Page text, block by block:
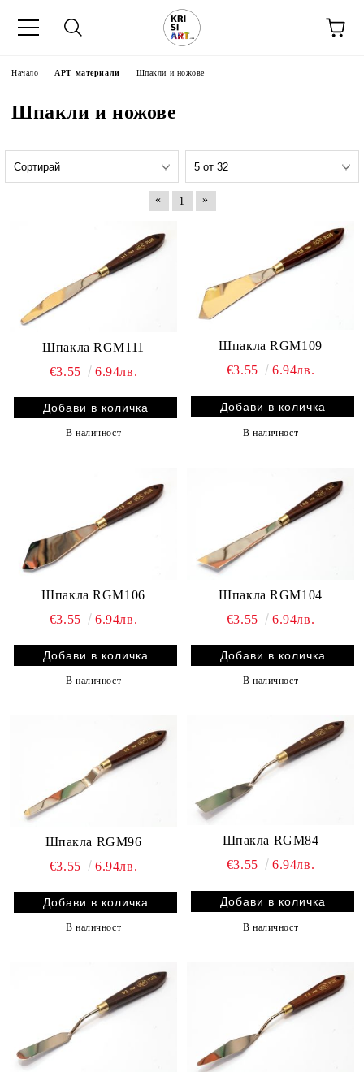
Начало АРТ материали Шпакли и ножове
Шпакли и ножове
« 1 »
Шпакла RGM111
€3.55
6.94лв.
В наличност
Шпакла RGM109
€3.55
6.94лв.
В наличност
Шпакла RGM106
€3.55
6.94лв.
В наличност
Шпакла RGM104
€3.55
6.94лв.
В наличност
Шпакла RGM96
€3.55
6.94лв.
В наличност
Шпакла RGM84
€3.55
6.94лв.
В наличност